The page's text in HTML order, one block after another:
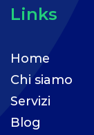
Links
Home
Chi siamo
Servizi
Blog